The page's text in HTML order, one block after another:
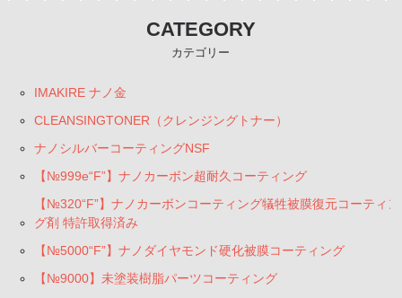
【タイヤコーティング】
MFスポンジ＆手がけバフ・他
純水
西ケミステッカー
CATEGORY
カテゴリー
IMAKIRE ナノ金
CLEANSINGTONER（クレンジングトナー）
ナノシルバーコーティングNSF
【№999e“F”】ナノカーボン超耐久コーティング
【№320“F”】ナノカーボンコーティング犠牲被膜復元コーティン
グ剤 特許取得済み
【№5000“F”】ナノダイヤモンド硬化被膜コーティング
【№9000】未塗装樹脂パーツコーティング